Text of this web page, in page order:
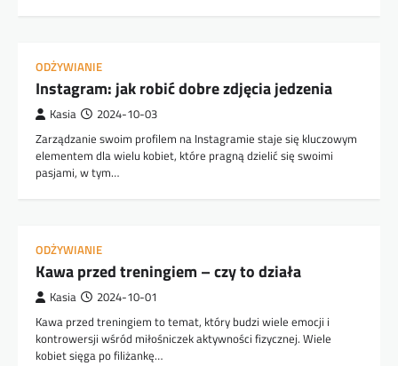
ODŻYWIANIE
Instagram: jak robić dobre zdjęcia jedzenia
Kasia 2024-10-03
Zarządzanie swoim profilem na Instagramie staje się kluczowym
elementem dla wielu kobiet, które pragną dzielić się swoimi
pasjami, w tym…
ODŻYWIANIE
Kawa przed treningiem – czy to działa
Kasia 2024-10-01
Kawa przed treningiem to temat, który budzi wiele emocji i
kontrowersji wśród miłośniczek aktywności fizycznej. Wiele
kobiet sięga po filiżankę…